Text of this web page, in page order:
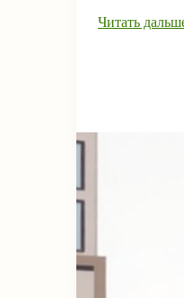
Сельская
и
Читать